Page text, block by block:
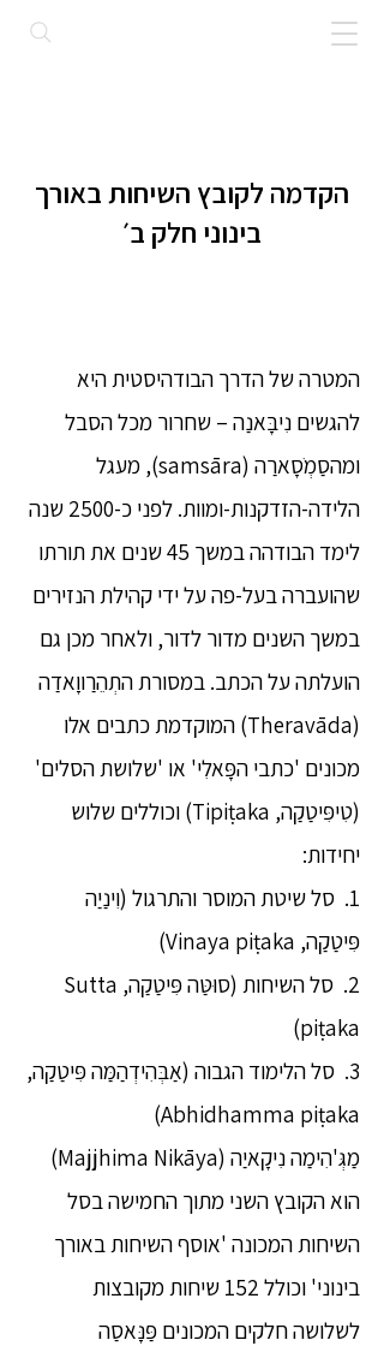
הקדמה לקובץ השיחות באורך
בינוני חלק ב׳
המטרה של הדרך הבודהיסטית היא
להגשים נִיבָּאנַה – שחרור מכל הסבל
ומהסַמְֹסָארַה (samsāra), מעגל
הלידה-הזדקנות-ומוות. לפני כ-2500 שנה
לימד הבודהה במשך 45 שנים את תורתו
שהועברה בעל-פה על ידי קהילת הנזירים
במשך השנים מדור לדור, ולאחר מכן גם
הועלתה על הכתב. במסורת התְהֵרַווָאדַה
(Theravāda) המוקדמת כתבים אלו
מכונים 'כתבי הפָּאלִי' או 'שלושת הסלים'
(טִיפִּיטַקַה, Tipiṭaka) וכוללים שלוש
יחידות:
1. סל שיטת המוסר והתרגול (וִינַיַה
פִּיטַקַה, Vinaya piṭaka)
2. סל השיחות (סוּטַּה פִּיטַקַה, Sutta
piṭaka)
3. סל הלימוד הגבוה (אַבְּהִידְהַמַּה פִּיטַקַה,
Abhidhamma piṭaka)
מַגְּ'הִימַה נִיקָאיַה (Majjhima Nikāya)
הוא הקובץ השני מתוך החמישה בסל
השיחות המכונה 'אוסף השיחות באורך
בינוני' וכולל 152 שיחות מקובצות
לשלושה חלקים המכונים פַּנָּאסַה